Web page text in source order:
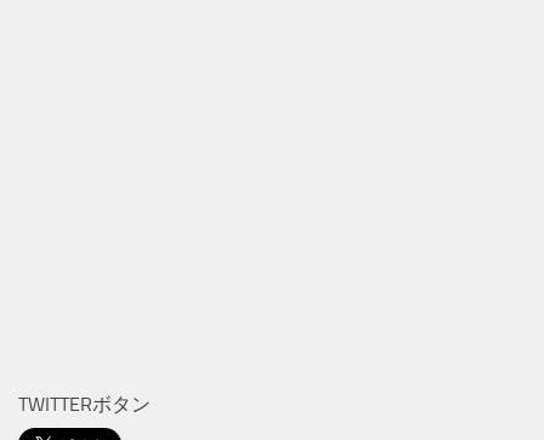
TWITTERボタン